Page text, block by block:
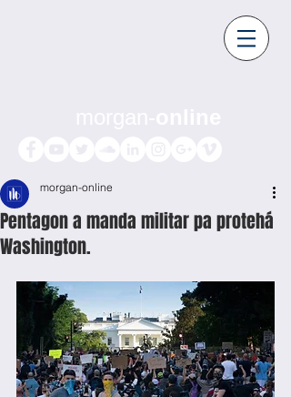
Pentagon a manda militar pa protehá
Washington.
morgan-online